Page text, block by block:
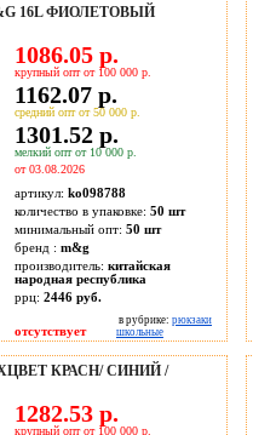
16L ФИОЛЕТОВЫЙ
1086.05 р.
крупный опт от 100 000 р.
1162.07 р.
средний опт от 50 000 р.
1301.52 р.
мелкий опт от 10 000 р.
от 03.08.2026
артикул: ko098788
количество в упаковке: 50 шт
минимальный опт: 50 шт
бренд : m&g
производитель: китайская
народная республика
ррц: 2446 руб.
отсутствует
в рубрике: рюкзаки
школьные
КРАСН/ СИНИЙ /
1282.53 р.
крупный опт от 100 000 р.